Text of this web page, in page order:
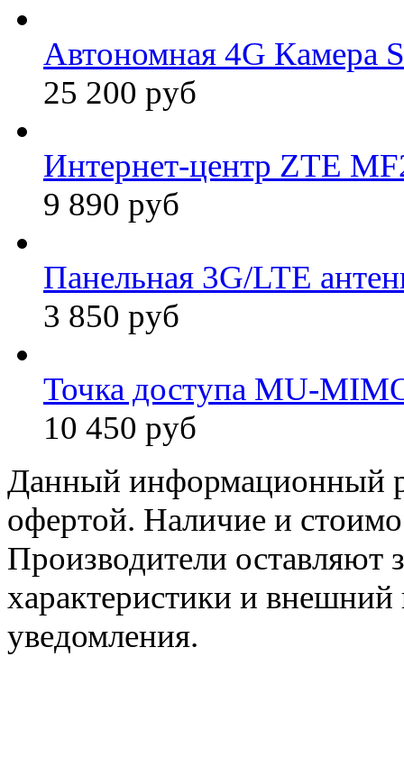
Автономная 4G Камера
25 200 руб
Интернет-центр ZTE
9 890 руб
Панельная 3G/LTE
3 850 руб
Точка доступа MU-
10 450 руб
Данный информационный
офертой. Наличие и
Производители оставляют
характеристики и внешний
уведомления.